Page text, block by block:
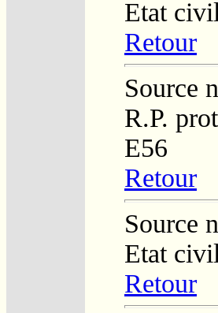
Etat
Retour
Source
R.P.
E56
Retour
Source
Etat
Retour